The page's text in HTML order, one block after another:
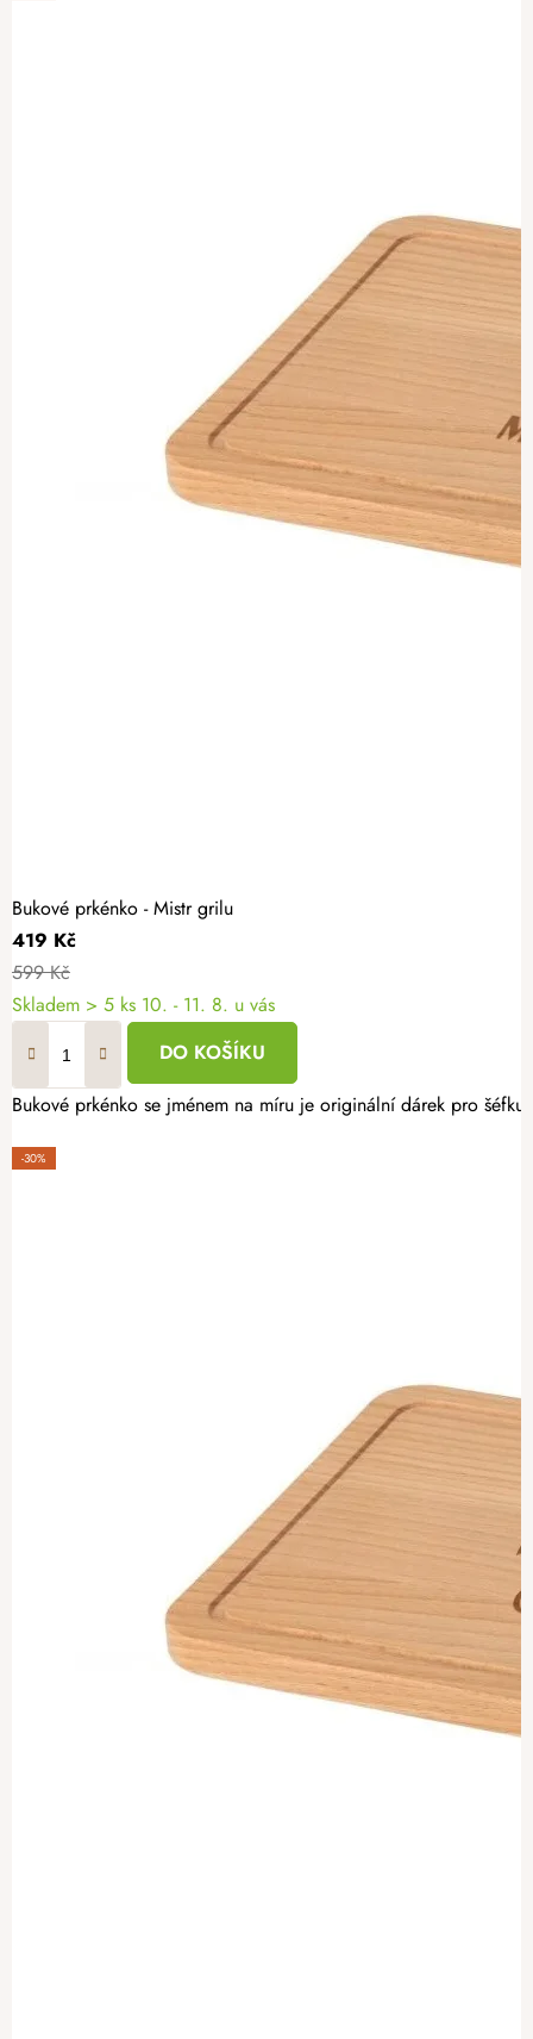
Bukové prkénko - Mistr grilu
419 Kč
599 Kč
Skladem > 5 ks 10. - 11. 8. u vás
DO KOŠÍKU
Bukové prkénko se jménem na míru je originální dárek pro
-30%